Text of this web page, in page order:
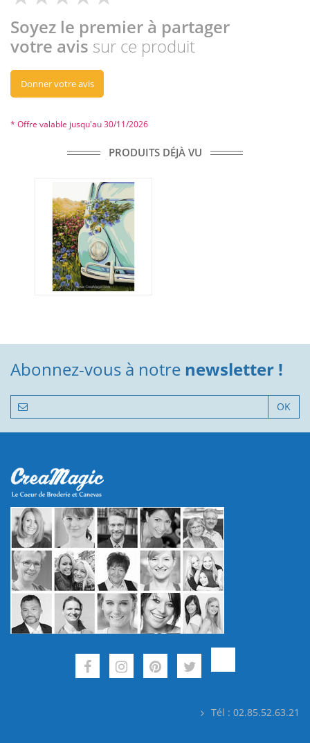
Soyez le premier à partager
votre avis sur ce produit
Donner votre avis
* Offre valable jusqu'au 30/11/2026
PRODUITS DÉJÀ VU
Abonnez-vous à notre newsletter !
OK
Tél : 02.85.52.63.21